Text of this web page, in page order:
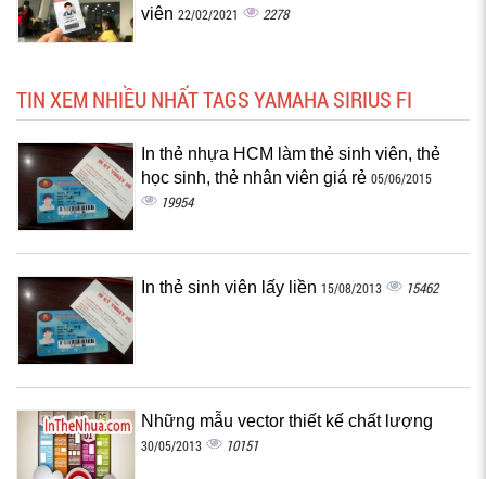
viên 22/02/2021 2278
TIN XEM NHIỀU NHẤT TAGS YAMAHA SIRIUS FI
In thẻ nhựa HCM làm thẻ sinh viên, thẻ
học sinh, thẻ nhân viên giá rẻ 05/06/2015
19954
In thẻ sinh viên lấy liền 15/08/2013 15462
Những mẫu vector thiết kế chất lượng
30/05/2013 10151